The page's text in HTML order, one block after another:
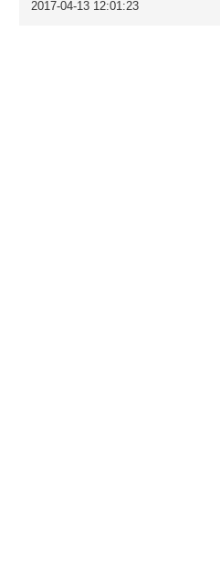
2017-04-13 12:01:23